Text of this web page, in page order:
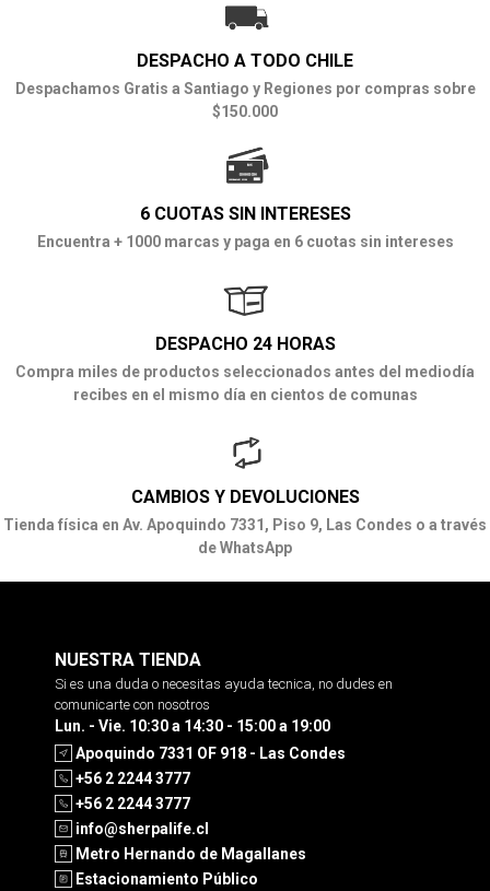
DESPACHO A TODO CHILE
Despachamos Gratis a Santiago y Regiones por compras sobre
$150.000
6 CUOTAS SIN INTERESES
Encuentra + 1000 marcas y paga en 6 cuotas sin intereses
DESPACHO 24 HORAS
Compra miles de productos seleccionados antes del mediodía
recibes en el mismo día en cientos de comunas
CAMBIOS Y DEVOLUCIONES
Tienda física en Av. Apoquindo 7331, Piso 9, Las Condes o a través
de WhatsApp
NUESTRA TIENDA
Si es una duda o necesitas ayuda tecnica, no dudes en
comunicarte con nosotros
Lun. - Vie. 10:30 a 14:30 - 15:00 a 19:00
Apoquindo 7331 OF 918 - Las Condes
+56 2 2244 3777
+56 2 2244 3777
info@sherpalife.cl
Metro Hernando de Magallanes
Estacionamiento Público